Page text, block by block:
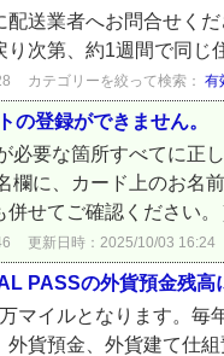
配送業者へお問合せく
り次第、約1週間で同じ
カテゴリーを絞って検索： 有
登録ができません。
必要な箇所すべてに正
欄に、カード上のお名
併せてご確認ください
更新日時：2025/10/03 16:24
PASSの外貨預金残
マイルとなります。
貨預金、外貨建て仕